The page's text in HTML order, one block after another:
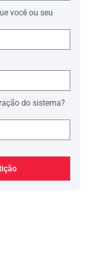
absoluta,
no caso
do
de
não há
da
fato,
– na linha
na
penal
ao
de direito
você ou seu
do sistema?